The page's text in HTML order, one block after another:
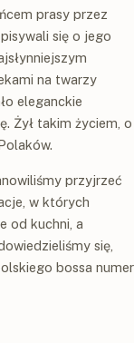
prasy przez
się o jego
na twarzy
eleganckie
Żył takim życiem, o
przyjrzeć
w których
od kuchni, a
się,
bossa numer